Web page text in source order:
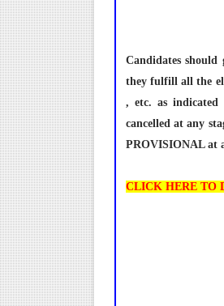
Candidates
they fulfill all the
, etc. as
cancelled at any
PROVISIONAL at
CLICK HERE TO